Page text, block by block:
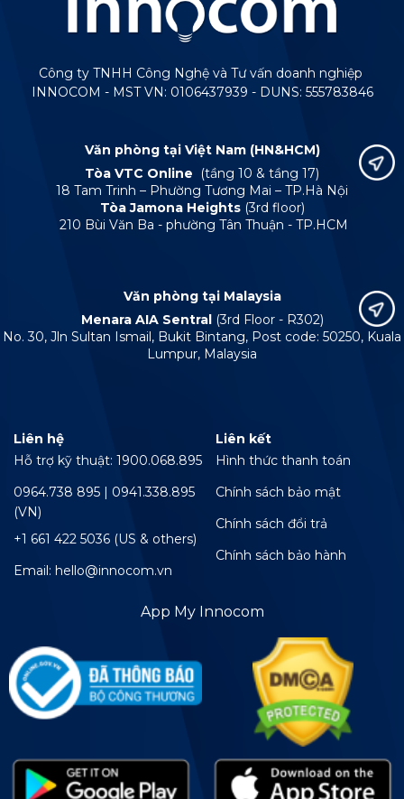
Công ty TNHH Công Nghệ và Tư vấn doanh nghiệp
INNOCOM - MST VN: 0106437939 - DUNS: 555783846
Văn phòng tại Việt Nam (HN&HCM)
Tòa VTC Online
(tầng 10 & tầng 17)
18 Tam Trinh – Phường Tương Mai – TP.Hà Nội
Tòa Jamona Heights (3rd floor)
210 Bùi Văn Ba - phường Tân Thuận - TP.HCM
Văn phòng tại Malaysia
Menara AIA Sentral (3rd Floor - R302)
No. 30, Jln Sultan Ismail, Bukit Bintang, Post code: 50250, Kuala
Lumpur, Malaysia
Liên hệ
Hỗ trợ kỹ thuật: 1900.068.895
0964.738 895 | 0941.338.895
(VN)
+1 661 422 5036 (US & others)
Email: hello@innocom.vn
Liên kết
Hình thức thanh toán
Chính sách bảo mật
Chính sách đổi trả
Chính sách bảo hành
App My Innocom